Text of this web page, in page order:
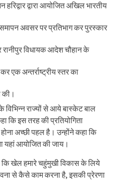
द्वारा आयोजित अखिल भारतीय
अवसर पर प्रतिभाग कर पुरस्कार
रानीपुर विधायक आदेश चौहान के
एक अन्तर्राष्ट्रीय स्तर का
की।
विभिन्न राज्यों से आये बास्केट बाल
कि इस तरह की प्रतियोगिता
अच्छी पहल है। उन्होंने कहा कि
यहां आयोजित की जाय।
कि खेल हमारे चहुंमुखी विकास के लिये
से कैसे काम करना है, इसकी प्रेरणा